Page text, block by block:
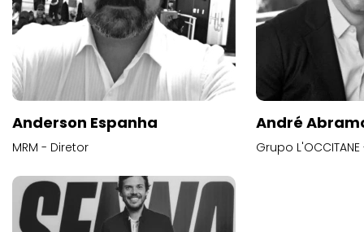
Anderson Espanha
MRM - Diretor
André
Grupo